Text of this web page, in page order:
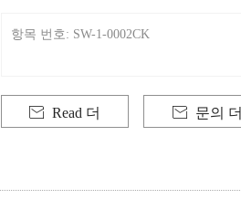
항목 번호: SW-1-0002CK
 Read 더  문의 더